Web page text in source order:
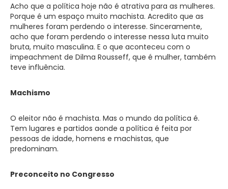
Acho que a política hoje não é atrativa para as mulheres.
Porque é um espaço muito machista. Acredito que as
mulheres foram perdendo o interesse. Sinceramente,
acho que foram perdendo o interesse nessa luta muito
bruta, muito masculina. E o que aconteceu com o
impeachment de Dilma Rousseff, que é mulher, também
teve influência.
Machismo
O eleitor não é machista. Mas o mundo da política é.
Tem lugares e partidos aonde a política é feita por
pessoas de idade, homens e machistas, que
predominam.
Preconceito no Congresso